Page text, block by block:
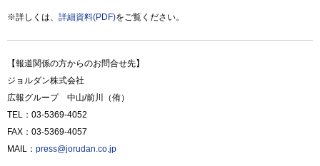
※詳しくは、 詳細資料(PDF)をご覧ください。
【報道関係の方からのお問合せ先】
ジョルダン株式会社
広報グループ 中山/前川（侑）
TEL：03-5369-4052
FAX：03-5369-4057
MAIL： press@jorudan.co.jp